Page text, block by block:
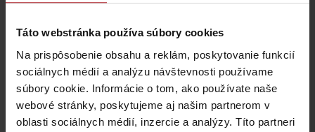
Táto webstránka používa súbory cookies
Na prispôsobenie obsahu a reklám, poskytovanie funkcií
sociálnych médií a analýzu návštevnosti používame
súbory cookie. Informácie o tom, ako používate naše
webové stránky, poskytujeme aj našim partnerom v
oblasti sociálnych médií, inzercie a analýzy. Títo partneri
Reštaurácia Pizzéria
Pávik
Liptovský Mikuláš
Cukráreň a kaviareň
EDEN
Liptovský Mikuláš
všetky miesta kde jesť a piť